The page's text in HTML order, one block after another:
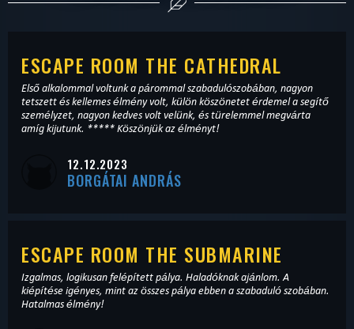
ESCAPE ROOM THE CATHEDRAL
Első alkalommal voltunk a párommal szabadulószobában, nagyon
tetszett és kellemes élmény volt, külön köszönetet érdemel a segítő
személyzet, nagyon kedves volt velünk, és türelemmel megvárta
amíg kijutunk. ***** Köszönjük az élményt!
12.12.2023
BORGÁTAI ANDRÁS
ESCAPE ROOM THE SUBMARINE
Izgalmas, logikusan felépített pálya. Haladóknak ajánlom. A
kiépítése igényes, mint az összes pálya ebben a szabaduló szobában.
Hatalmas élmény!